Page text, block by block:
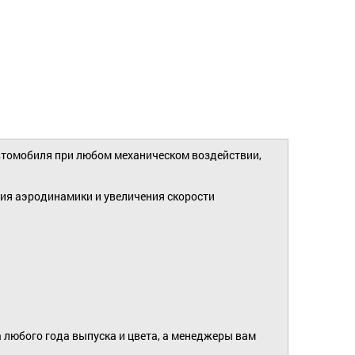
при любом механическом воздействии,
аэродинамики и увеличения скорости
года выпуска и цвета, а менеджеры вам